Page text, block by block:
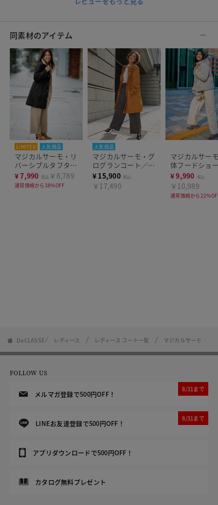
同素材のアイテム
LIMITED 人気商品
マジカルサーモ・リ
バーシブルタフタコ
ート
¥7,990 税込 ￥8,789
通常価格から38%OFF
人気商品
マジカルサーモ・グ
ログランコート／立
体フード
¥ 15,900 税込
￥17,490
マジカルサー
体フードショ
ート
¥9,990 税込
￥10,989
通常価格から
DoCLASSE レディース レディース コート一覧 マジカルサーモ・リ
FOLLOW US
メルマガ登録で500円OFF！
8/31まで
LINEお友達登録で500円OFF！
8/31まで
アプリダウンロードで500円OFF！
カタログ無料プレゼント